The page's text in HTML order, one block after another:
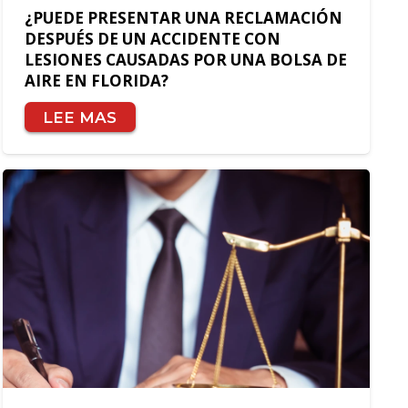
¿PUEDE PRESENTAR UNA RECLAMACIÓN
DESPUÉS DE UN ACCIDENTE CON
LESIONES CAUSADAS POR UNA BOLSA DE
AIRE EN FLORIDA?
LEE MAS